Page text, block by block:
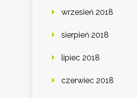
wrzesień 2018
sierpień 2018
lipiec 2018
czerwiec 2018